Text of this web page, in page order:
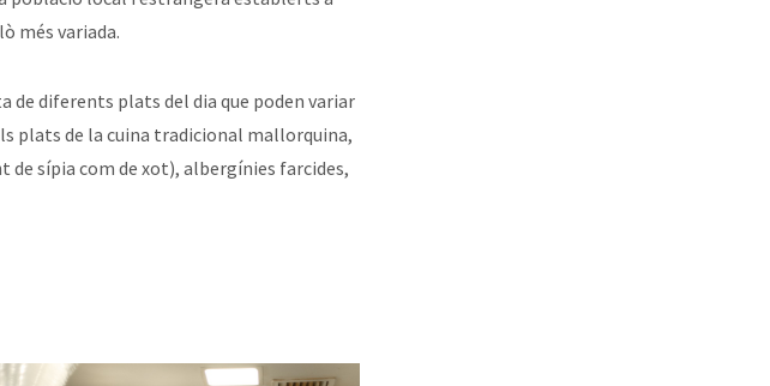
més variada.
de diferents plats del dia que poden variar
plats de la cuina tradicional mallorquina,
de sípia com de xot), albergínies farcides,